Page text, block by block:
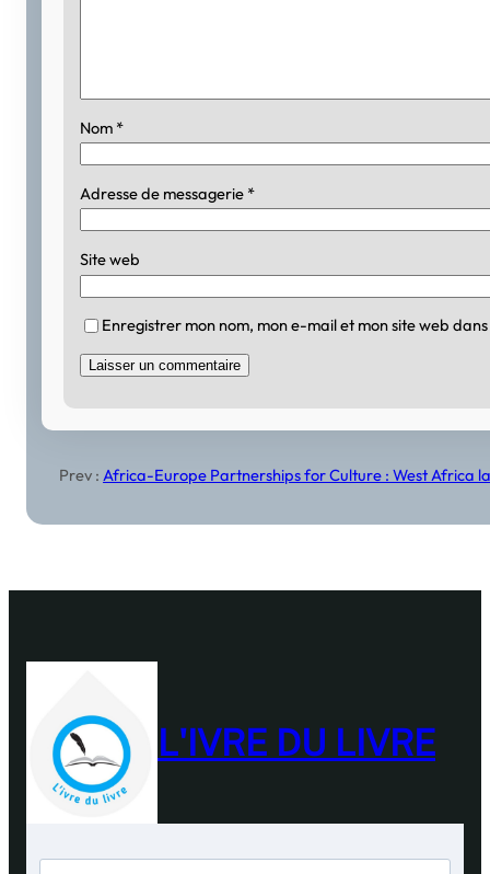
Nom *
Adresse de messagerie *
Site web
Enregistrer mon nom, mon e-mail et mon site web
Prev :Africa-Europe Partnerships for Culture : West Africa
L'IVRE DU LIVRE